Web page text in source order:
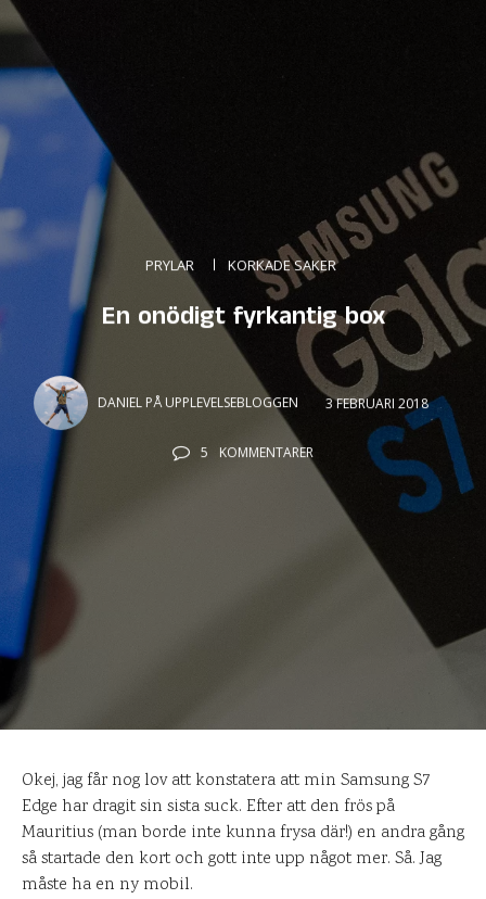
PRYLAR KORKADE SAKER
En onödigt fyrkantig box
DANIEL PÅ UPPLEVELSEBLOGGEN 3 FEBRUARI 2018
5 KOMMENTARER
Okej, jag får nog lov att konstatera att min Samsung S7
Edge har dragit sin sista suck. Efter att den frös på
Mauritius (man borde inte kunna frysa där!) en andra gång
så startade den kort och gott inte upp något mer. Så. Jag
måste ha en ny mobil.